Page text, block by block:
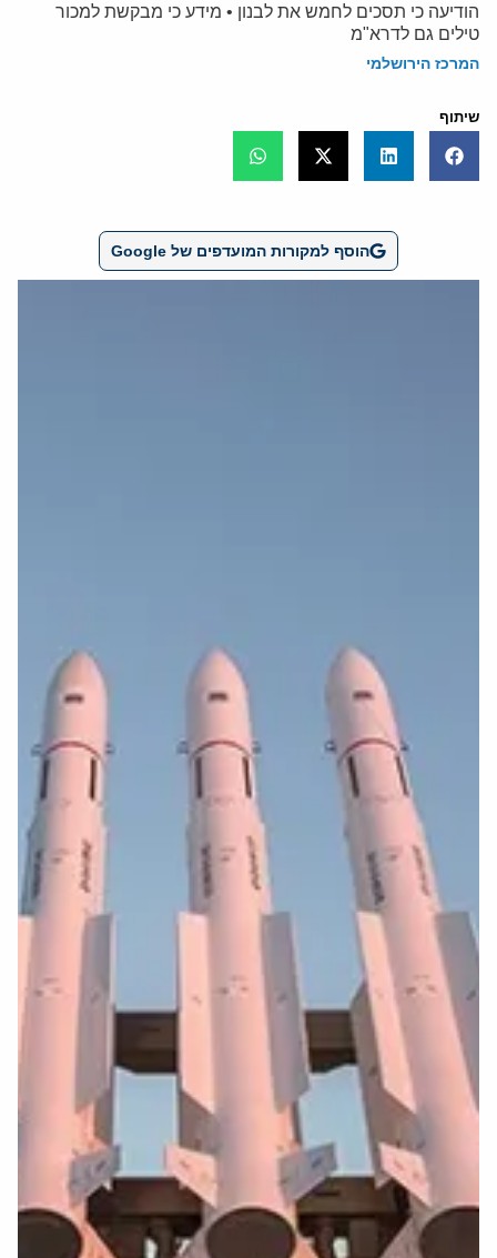
הודיעה כי תסכים לחמש את לבנון • מידע כי מבקשת למכור
טילים גם לדרא"מ
המרכז הירושלמי
שיתוף
הוסף למקורות המועדפים של Google